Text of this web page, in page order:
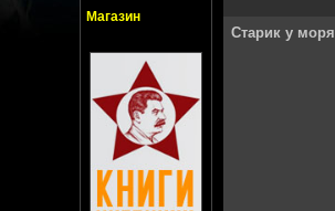
Магазин
Старик у моря